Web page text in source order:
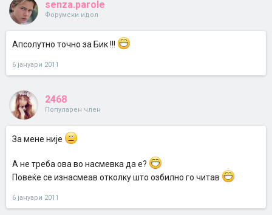
senza.parole
Форумски идол
Апсолутно точно за Бик !!!
6 јануари 2011
2468
Популарен член
За мене није
А не треба ова во насмевка да е?
Повеќе се изнасмеав отколку што озбилно го читав
6 јануари 2011